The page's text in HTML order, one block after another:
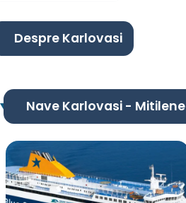
Despre Karlovasi
Nave Karlovasi - Mitilene